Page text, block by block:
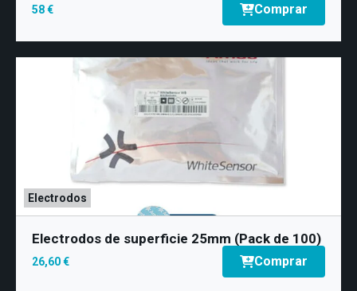
58 € Comprar
Electrodos
Electrodos de superficie 25mm (Pack de 100)
26,60 € Comprar